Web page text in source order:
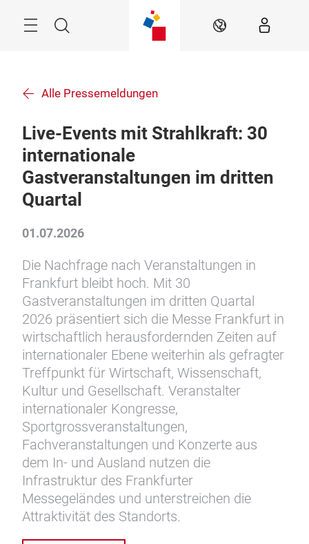
Suche DE
Alle Pressemeldungen
Live-Events mit Strahlkraft: 30
internationale
Gastveranstaltungen im dritten
Quartal
01.07.2026
Die Nachfrage nach Veranstaltungen in
Frankfurt bleibt hoch. Mit 30
Gastveranstaltungen im dritten Quartal
2026 präsentiert sich die Messe Frankfurt in
wirtschaftlich herausfordernden Zeiten auf
internationaler Ebene weiterhin als gefragter
Treffpunkt für Wirtschaft, Wissenschaft,
Kultur und Gesellschaft. Veranstalter
internationaler Kongresse,
Sportgrossveranstaltungen,
Fachveranstaltungen und Konzerte aus
dem In- und Ausland nutzen die
Infrastruktur des Frankfurter
Messegeländes und unterstreichen die
Attraktivität des Standorts.